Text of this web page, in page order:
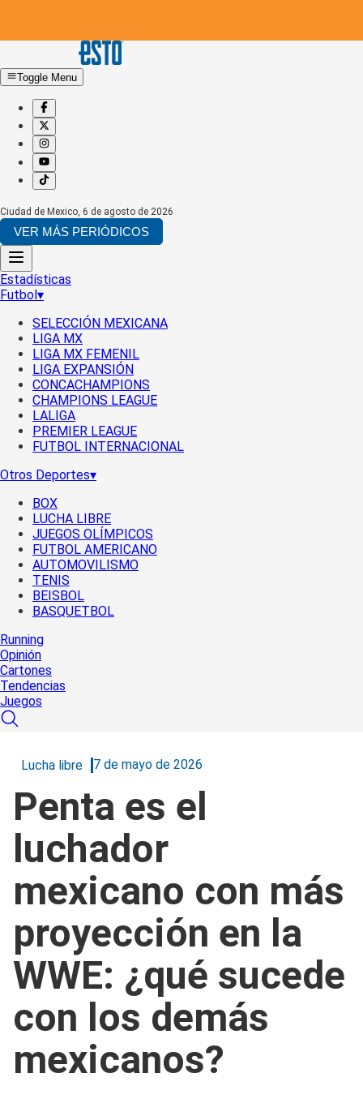
Toggle Menu
Ciudad de Mexico, 6 de agosto de 2026
VER MÁS PERIÓDICOS
Estadísticas
Futbol▾
SELECCIÓN MEXICANA
LIGA MX
LIGA MX FEMENIL
LIGA EXPANSIÓN
CONCACHAMPIONS
CHAMPIONS LEAGUE
LALIGA
PREMIER LEAGUE
FUTBOL INTERNACIONAL
Otros Deportes▾
BOX
LUCHA LIBRE
JUEGOS OLÍMPICOS
FUTBOL AMERICANO
AUTOMOVILISMO
TENIS
BEISBOL
BASQUETBOL
Running
Opinión
Cartones
Tendencias
Juegos
Lucha libre 7 de mayo de 2026
Penta es el
luchador
mexicano con más
proyección en la
WWE: ¿qué sucede
con los demás
mexicanos?